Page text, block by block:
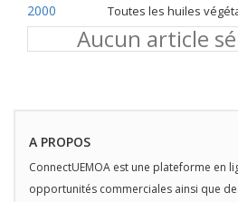
2000 Toutes les huiles végétales
Aucun article
A PROPOS
ConnectUEMOA est une plateforme en
opportunités commerciales ainsi que